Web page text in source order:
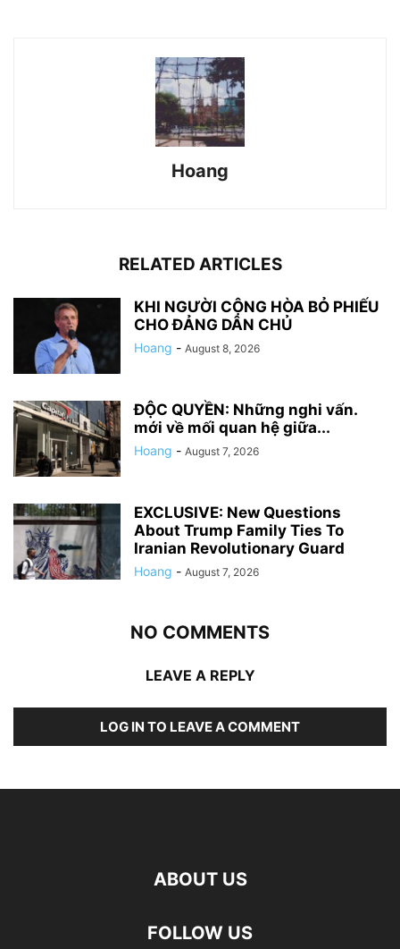
Hoang
RELATED ARTICLES
KHI NGƯỜI CỘNG HÒA BỎ PHIẾU
CHO ĐẢNG DÂN CHỦ
Hoang - August 8, 2026
ĐỘC QUYỀN: Những nghi vấn.
mới về mối quan hệ giữa...
Hoang - August 7, 2026
EXCLUSIVE: New Questions
About Trump Family Ties To
Iranian Revolutionary Guard
Hoang - August 7, 2026
NO COMMENTS
LEAVE A REPLY
LOG IN TO LEAVE A COMMENT
ABOUT US
FOLLOW US